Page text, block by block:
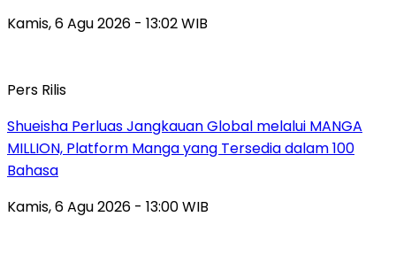
Kamis, 6 Agu 2026 - 13:02 WIB
Pers Rilis
Shueisha Perluas Jangkauan Global melalui MANGA
MILLION, Platform Manga yang Tersedia dalam 100
Bahasa
Kamis, 6 Agu 2026 - 13:00 WIB